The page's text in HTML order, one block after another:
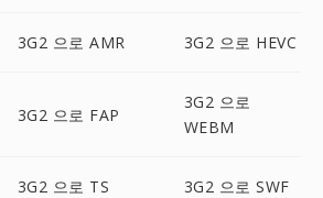
3G2 으로 AMR 3G2 으로 HEVC
3G2 으로 FAP
3G2 으로
WEBM
3G2 으로 TS 3G2 으로 SWF